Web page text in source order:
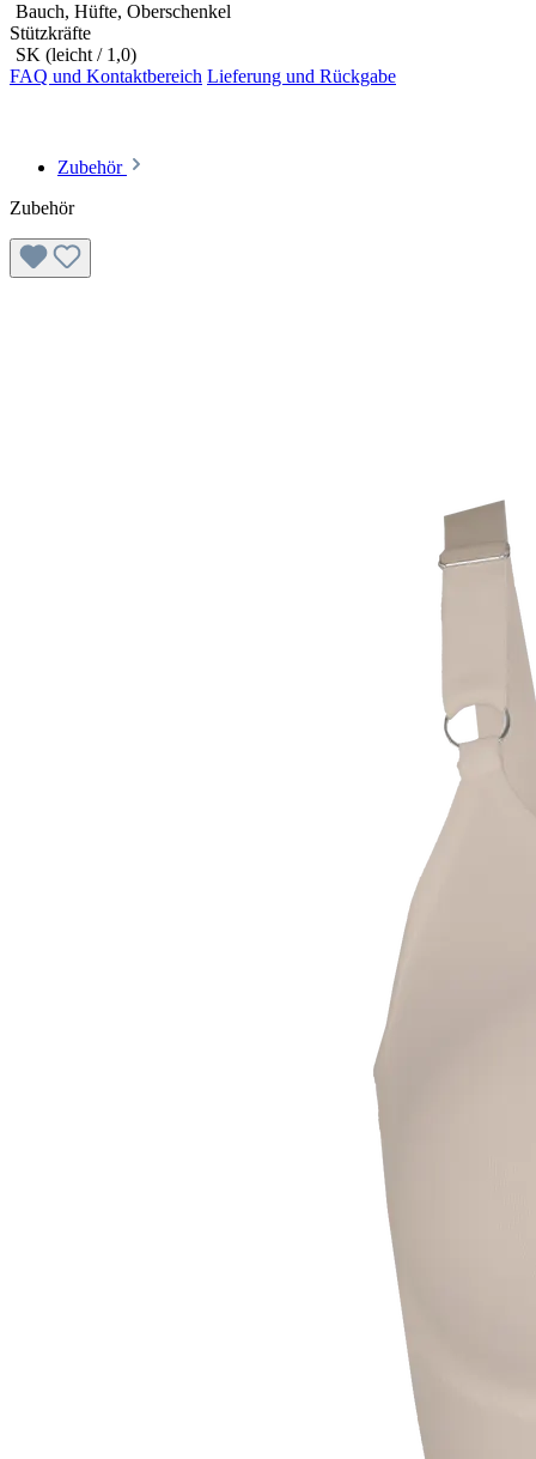
Bauch, Hüfte, Oberschenkel
Stützkräfte
SK (leicht / 1,0)
FAQ und Kontaktbereich Lieferung und Rückgabe
Zubehör
Zubehör